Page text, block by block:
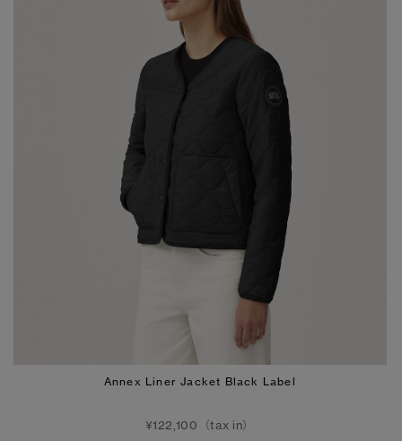
Annex Liner Jacket Black Label
¥122,100（tax in）